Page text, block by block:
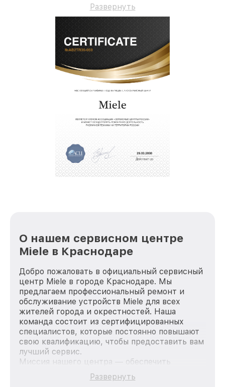
Развернуть
О нашем сервисном центре
Miele в Краснодаре
Добро пожаловать в официальный сервисный
центр Miele в городе Краснодаре. Мы
предлагаем профессиональный ремонт и
обслуживание устройств Miele для всех
жителей города и окрестностей. Наша
команда состоит из сертифицированных
специалистов, которые постоянно повышают
свою квалификацию, чтобы предоставить вам
лучший сервис.
Миссия нашего центра — обеспечить
качественный и доступный ремонт для
каждого пользователя продукции Miele, вне
Развернуть